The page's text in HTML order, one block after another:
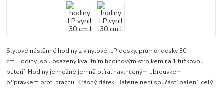
Stylové nástěnné hodiny z vinylové LP desky, průměr desky 30
cm.Hodiny jsou osazeny kvalitním hodinovým strojkem na 1 tužkovou
baterií .Hodiny je možné jemně otírat navlhčeným ubrouskem i
přípravkem proti prachu. Krásný dárek. Baterie není součástí balení. celý